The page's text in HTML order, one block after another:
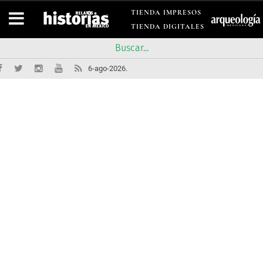
TIENDA IMPRESOS
TIENDA DIGITALES
6-ago-2026.